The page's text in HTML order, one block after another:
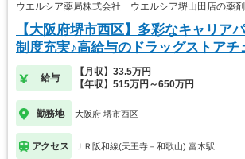
ウエルシア薬局株式会社 ウエルシア堺山田店の薬
【大阪府堺市西区】多彩なキャリア
制度充実♪高給与のドラッグストア
給与
【月収】33.5万円
【年収】515万円～650万円
勤務地 大阪府 堺市西区
アクセス ＪＲ阪和線(天王寺－和歌山) 富木駅